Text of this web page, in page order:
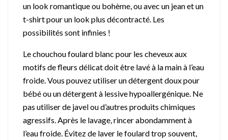
un look romantique ou bohème, ou avec un jean et un
t-shirt pour un look plus décontracté. Les
possibilités sont infinies !
Le chouchou foulard blanc pour les cheveux aux
motifs de fleurs délicat doit être lavé à la main à l’eau
froide. Vous pouvez utiliser un détergent doux pour
bébé ou un détergent à lessive hypoallergénique. Ne
pas utiliser de javel ou d’autres produits chimiques
agressifs. Après le lavage, rincer abondamment à
l’eau froide. Évitez de laver le foulard trop souvent,